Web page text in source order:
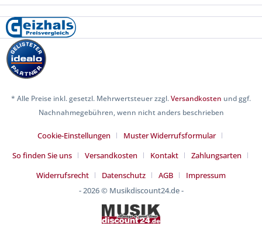
* Alle Preise inkl. gesetzl. Mehrwertsteuer zzgl.Versandkosten und ggf.
Nachnahmegebühren, wenn nicht anders beschrieben
Cookie-Einstellungen
Muster Widerrufsformular
So finden Sie uns
Versandkosten Kontakt
Zahlungsarten
Widerrufsrecht
Datenschutz AGB
Impressum
- 2026 © Musikdiscount24.de -